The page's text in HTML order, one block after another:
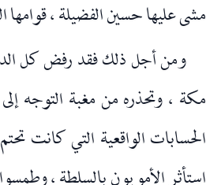
مشى عليها حسين الفضيلة ، قوامها
ومن أجل ذلك فقد رفض كل
مكة ، وتحذره من مغبة التوجه
الحسابات الواقعية التي كانت